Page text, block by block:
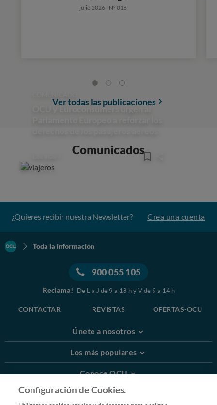
julio 2026 - Nº 018
Ver todas las publicaciones
Comunicados
OCU y Euroconsumers urgen al
¿Quieres recibir nuestra Newsletter? Crea una cuenta
Toda la información
900 055 105
Reclama! De L a J de 9 a 18 h y V de 9 a 14 h
CONTACTAR REVISTAS OFERTAS-OCU
Únete a nosotros
Los más populares
Conoce OCU
Más Información
Configuración de Cookies.